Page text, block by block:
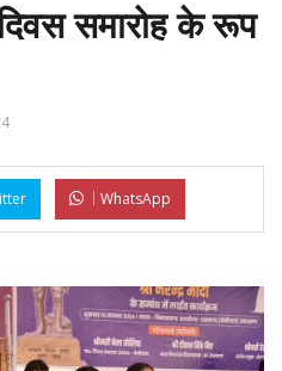
समारोह के रूप
WhatsApp